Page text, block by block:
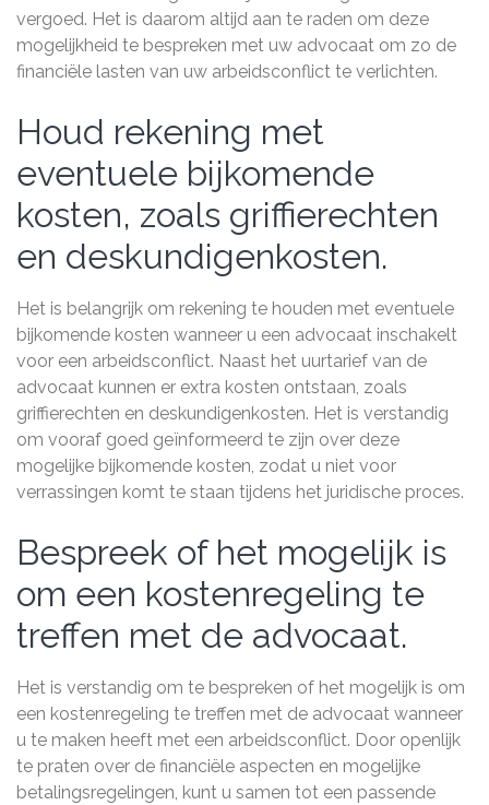
vergoed. Het is daarom altijd aan te raden om deze
mogelijkheid te bespreken met uw advocaat om zo de
financiële lasten van uw arbeidsconflict te verlichten.
Houd rekening met
eventuele bijkomende
kosten, zoals griffierechten
en deskundigenkosten.
Het is belangrijk om rekening te houden met eventuele
bijkomende kosten wanneer u een advocaat inschakelt
voor een arbeidsconflict. Naast het uurtarief van de
advocaat kunnen er extra kosten ontstaan, zoals
griffierechten en deskundigenkosten. Het is verstandig
om vooraf goed geïnformeerd te zijn over deze
mogelijke bijkomende kosten, zodat u niet voor
verrassingen komt te staan tijdens het juridische proces.
Bespreek of het mogelijk is
om een kostenregeling te
treffen met de advocaat.
Het is verstandig om te bespreken of het mogelijk is om
een kostenregeling te treffen met de advocaat wanneer
u te maken heeft met een arbeidsconflict. Door openlijk
te praten over de financiële aspecten en mogelijke
betalingsregelingen, kunt u samen tot een passende